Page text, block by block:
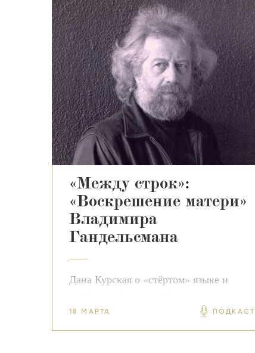
«Между строк»:
«Воскрешение матери»
Владимира
Гандельсмана
Дана Курская о «стёртом» языке и
18 МАРТА ПОДКАСТ